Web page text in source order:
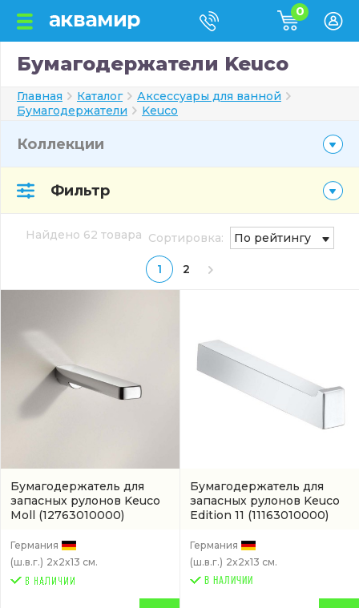
0
Бумагодержатели Keuco
Главная Каталог
Аксессуары для ванной
Бумагодержатели
Keuco
Коллекции
Фильтр
Найдено 62 товара
1 2
Сортировка: По рейтингу
Бумагодержатель для
запасных рулонов Keuco
Moll (12763010000)
Германия
(ш.в.г.) 2x2x13 см.
Бумагодержатель для
запасных рулонов Keuco
Edition 11 (11163010000)
Германия
(ш.в.г.) 2x2x13 см.
В НАЛИЧИИ